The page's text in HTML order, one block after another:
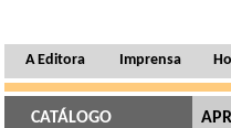
A Editora Imprensa
CATÁLOGO